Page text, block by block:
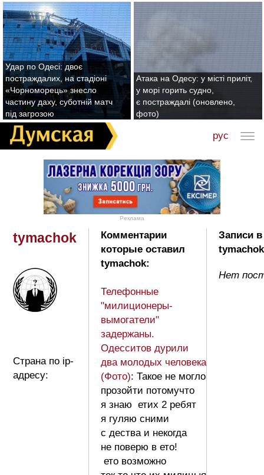
Удар по Одесі: двоє
постраждалих, на стадіоні
«Чорноморець» знесло
частину даху, суботній матч
під загрозою
Атака на Одесу: у місті приліт,
у морі горить судно,
є постраждалі (оновлено,
фото)
рус
Реклама
tymachok
Страна по ip-
адресу:
Комментарии
которые оставил
tymachok:
Телефонные
"милиционеры-
вымогатели"
задержаны.
Одесситов дурили
два молодых человека
(Фото): Такое не могло
прозойти потомучто
я знаю етих 2 ребят
я гуляю сними
с дества и некогда
не поверю в ето!
ето возможно
Записи
Нет